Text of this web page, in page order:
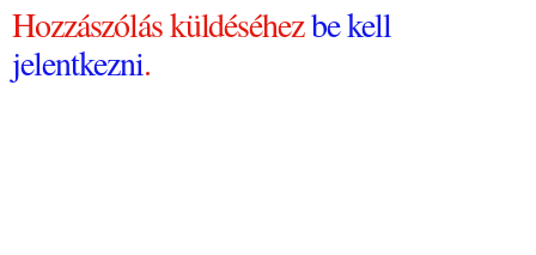
Hozzászólás küldéséhezbe kell
jelentkezni.